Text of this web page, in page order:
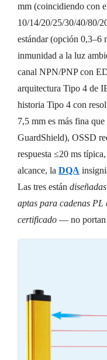
mm (coincidiendo con
10/14/20/25/30/40/80/
estándar (opción 0,3–6
inmunidad a la luz
canal NPN/PNP con
arquitectura Tipo 4 de
historia Tipo 4 con
7,5 mm es más fina
GuardShield), OSSD
respuesta ≤20 ms
alcance, la DQA
Las tres están
aptas para cadenas
certificado — no portan